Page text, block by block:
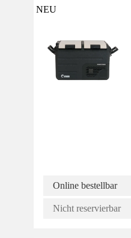
NEU
Online bestellbar
Nicht reservierbar